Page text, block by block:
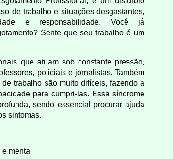
de trabalho e situações desgastantes,
e responsabilidade. Você já
Sente que seu trabalho é um
que atuam sob constante pressão,
policiais e jornalistas. Também
trabalho são muito difíceis, fazendo a
para cumpri-las. Essa síndrome
sendo essencial procurar ajuda
sintomas.
mental